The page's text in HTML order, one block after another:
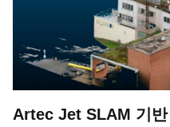
Artec Jet SLAM 기